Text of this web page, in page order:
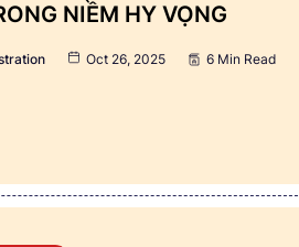
NIỀM HY VỌNG
Oct 26, 2025 6 Min Read